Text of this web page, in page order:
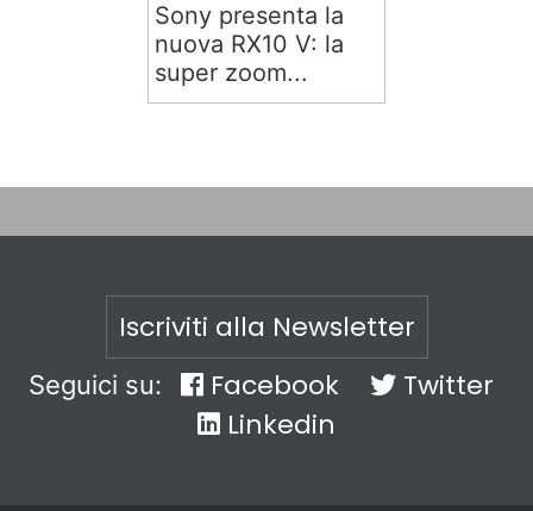
Sony presenta la
nuova RX10 V: la
super zoom...
Iscriviti alla Newsletter
Seguici su: Facebook
Twitter
Linkedin